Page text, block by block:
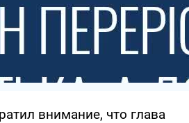
внимание, что глава